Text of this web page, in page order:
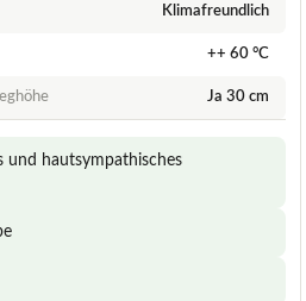
Klimafreundlich
++ 60 °C
Ja 30 cm
und hautsympathisches